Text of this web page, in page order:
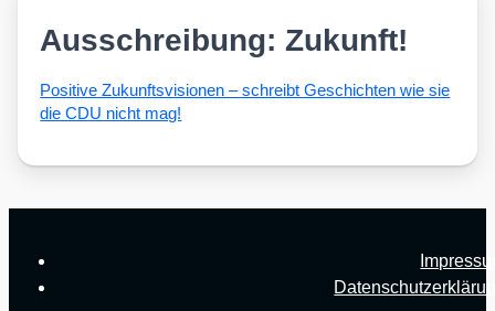
Ausschreibung: Zukunft!
Posi­ti­ve Zukunfts­vi­sio­nen – schreibt Geschich­ten wie sie
die CDU nicht mag!